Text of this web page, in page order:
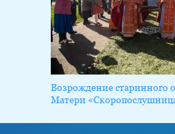
Возрождение старинного
Матери